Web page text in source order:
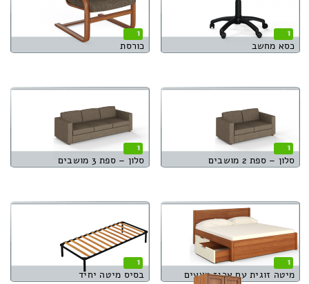
1
כסא מחשב
1
כורסת
1
סלון – ספת 2 מושבים
1
סלון – ספת 3 מושבים
1
מיטה זוגית עם ארגז מצעים
1
בסיס מיטה יחיד